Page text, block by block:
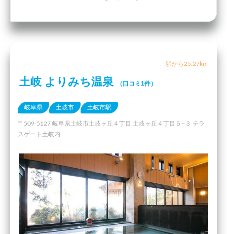
駅から25.27km
土岐 よりみち温泉 （口コミ1件）
岐阜県 土岐市 土岐市駅
〒509-5127 岐阜県土岐市土岐ヶ丘４丁目 土岐ヶ丘４丁目５−３ テラ
スゲート土岐内